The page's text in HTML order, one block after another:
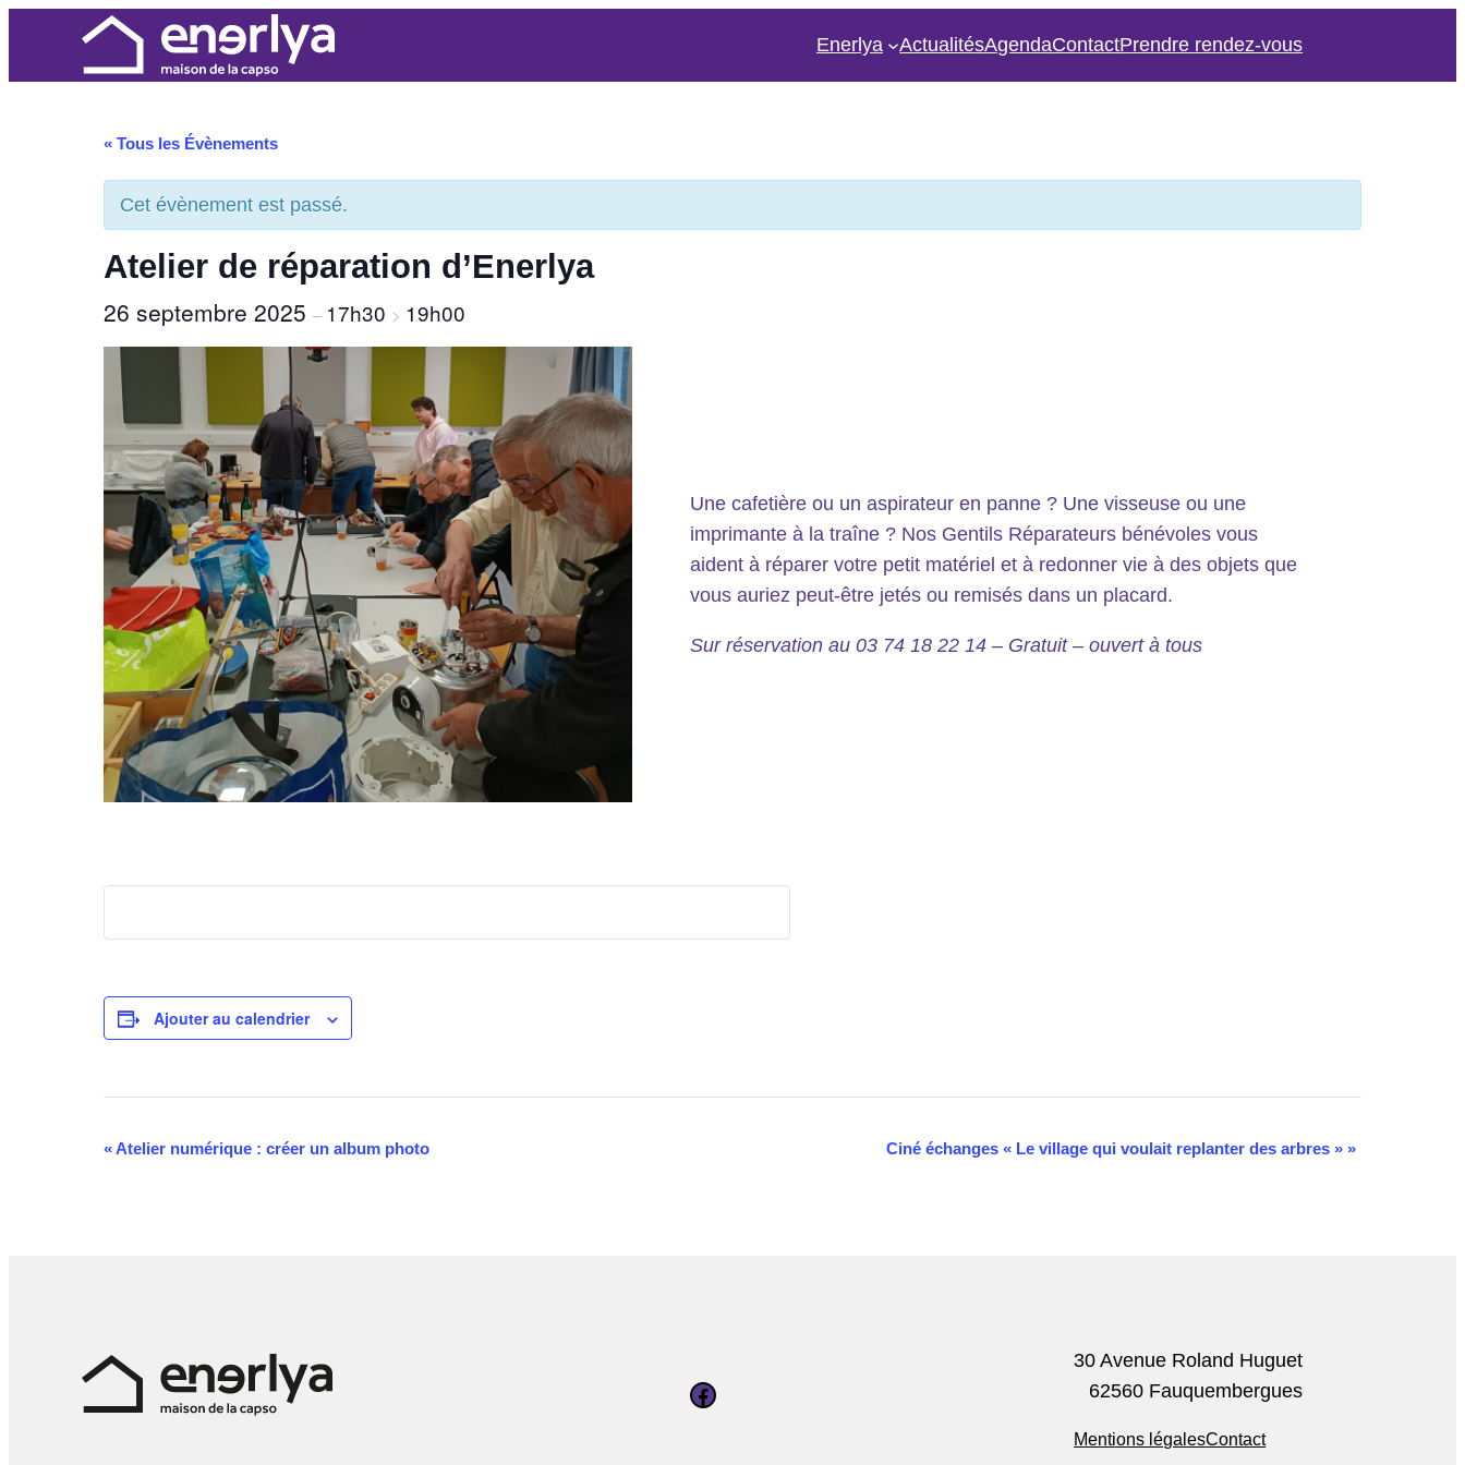
Enerlya ActualitésAgendaContactPrendre rendez-vous
« Tous les Évènements
Cet évènement est passé.
Atelier de réparation d’Enerlya
26 septembre 2025– 17h30 > 19h00
Une cafetière ou un aspirateur en panne ? Une visseuse ou une
imprimante à la traîne ? Nos Gentils Réparateurs bénévoles vous
aident à réparer votre petit matériel et à redonner vie à des objets que
vous auriez peut-être jetés ou remisés dans un placard.
Sur réservation au 03 74 18 22 14 – Gratuit – ouvert à tous
Ajouter au calendrier
Navigation
«Atelier numérique : créer un album photo Ciné échanges « Le village qui voulait replanter des arbres » »
Page Facebook d'Enerlya
30 Avenue Roland Huguet
62560 Fauquembergues
Mentions légalesContact